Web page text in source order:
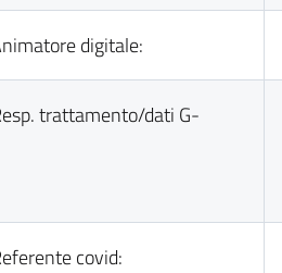
digitale:
trattamento/dati G-
covid: